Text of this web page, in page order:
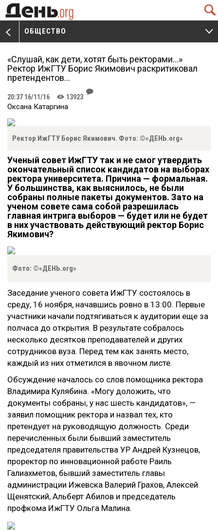
Q
V
ОБЩЕСТВО
W
«Слушай, как дети, хотят быть ректорами…»
Ректор ИжГТУ Борис Якимович раскритиковал
претендентов...
20:37 16/11/16 K 13923
J
Оксана Катаргина
Ректор ИжГТУ Борис Якимович. Фото: ©«ДЕНЬ.org»
Ученый совет ИжГТУ так и не смог утвердить
окончательный список кандидатов на выборах
ректора университета. Причина — формальная.
У большинства, как выяснилось, не были
собраны полные пакеты документов. Зато на
ученом совете сама собой разрешилась
главная интрига выборов — будет или не будет
в них участвовать действующий ректор Борис
Якимович?
Фото: ©«ДЕНЬ.org»
Заседание ученого совета ИжГТУ состоялось в
среду, 16 ноября, начавшись ровно в 13:00. Первые
участники начали подтягиваться к аудитории еще за
полчаса до открытия. В результате собралось
несколько десятков преподавателей и других
сотрудников вуза. Перед тем как занять место,
каждый из них отметился в явочном листе.
Обсуждение началось со слов помощника ректора
Владимира Кулябина. «Могу доложить, что
документы собраны, у нас шесть кандидатов», —
заявил помощник ректора и назвал тех, кто
претендует на руководящую должность. Среди
перечисленных были бывший заместитель
председателя правительства УР Андрей Кузнецов,
проректор по инновационной работе Раиль
Галиахметов, бывший заместитель главы
администрации Ижевска Валерий Грахов, Алексей
Щенятский, Альберт Абилов и председатель
профкома ИжГТУ Ольга Малина.